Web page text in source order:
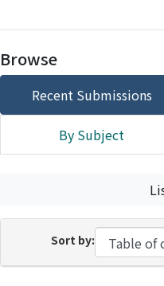
Browse
Recent Submissions
By Subject
Sort by: